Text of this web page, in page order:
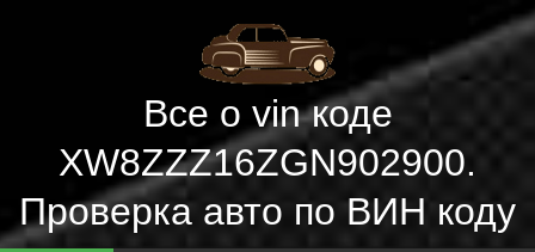
Все о vin коде
XW8ZZZ16ZGN902900.
Проверка авто по ВИН коду